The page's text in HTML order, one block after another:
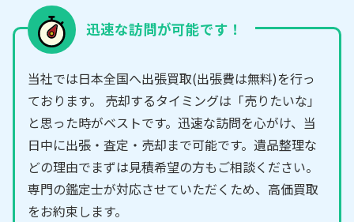
迅速な訪問が可能です！
当社では日本全国へ出張買取(出張費は無料)を行っ
ております。 売却するタイミングは「売りたいな」
と思った時がベストです。迅速な訪問を心がけ、当
日中に出張・査定・売却まで可能です。遺品整理な
どの理由でまずは見積希望の方もご相談ください。
専門の鑑定士が対応させていただくため、高価買取
をお約束します。